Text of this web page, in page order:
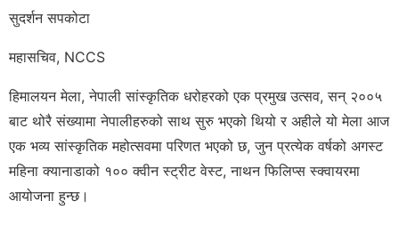
सुदर्शन सपकोटा
महासचिव, NCCS
हिमालयन मेला, नेपाली सांस्कृतिक धरोहरको एक प्रमुख उत्सव, सन् २००५
बाट थोरै संख्यामा नेपालीहरुको साथ सुरु भएको थियो र अहीले यो मेला आज
एक भव्य सांस्कृतिक महोत्सवमा परिणत भएको छ, जुन प्रत्येक वर्षको अगस्ट
महिना क्यानाडाको १०० क्वीन स्ट्रीट वेस्ट, नाथन फिलिप्स स्क्वायरमा
आयोजना हुन्छ।